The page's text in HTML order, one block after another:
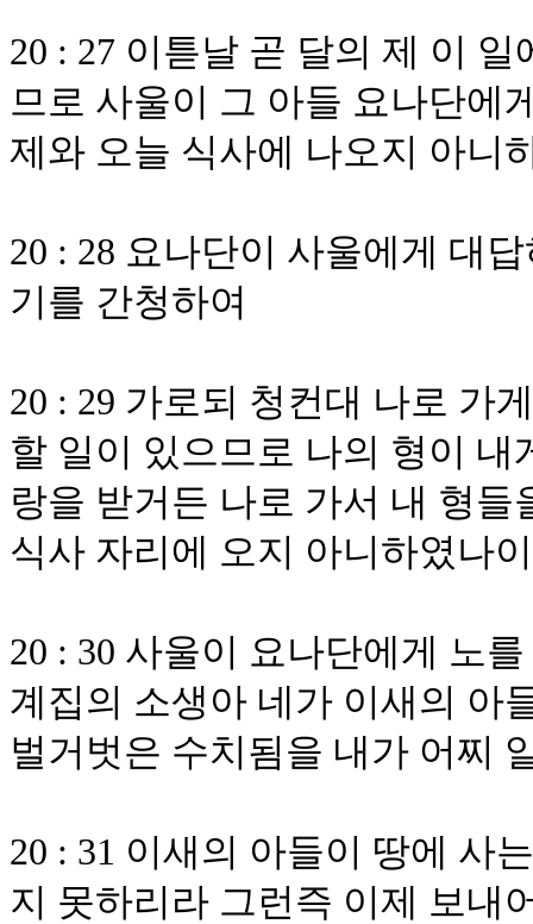
20 : 27 이튿날 곧 달의 제 이
므로 사울이 그 아들 요나단에
제와 오늘 식사에 나오지 아니
20 : 28 요나단이 사울에게 대
기를 간청하여
20 : 29 가로되 청컨대 나로 가
할 일이 있으므로 나의 형이
랑을 받거든 나로 가서 내 형
식사 자리에 오지 아니하였나
20 : 30 사울이 요나단에게 노
계집의 소생아 네가 이새의 아
벌거벗은 수치됨을 내가 어찌
20 : 31 이새의 아들이 땅에 사
지 못하리라 그런즉 이제 보내